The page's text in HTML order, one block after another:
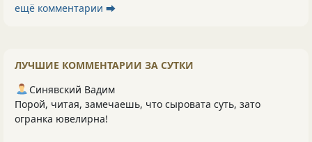
ещё комментарии ⮕
ЛУЧШИЕ КОММЕНТАРИИ ЗА СУТКИ
Синявский Вадим
Порой, читая, замечаешь, что сыровата суть, зато
огранка ювелирна!